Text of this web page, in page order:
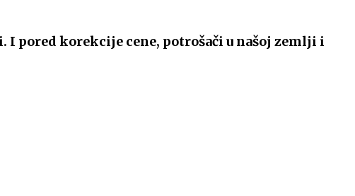
I pored korekcije cene, potrošači u našoj zemlji i